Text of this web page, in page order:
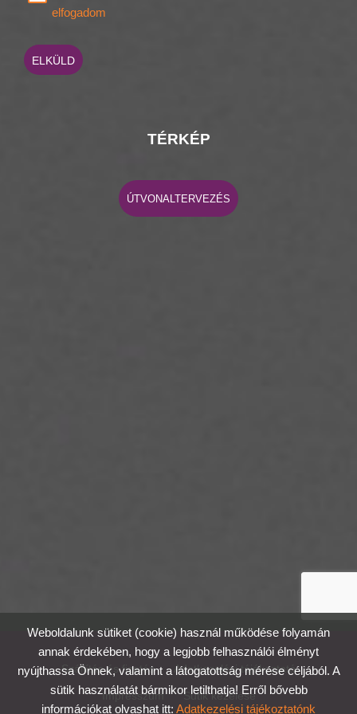
elfogadom
ELKÜLD
TÉRKÉP
ÚTVONALTERVEZÉS
Szállítás és fizetés Adatkezelési tájékoztató
Impresszum Sütik kezelése
Weboldalunk sütiket (cookie) használ működése folyamán
annak érdekében, hogy a legjobb felhasználói élményt
nyújthassa Önnek, valamint a látogatottság mérése céljából. A
sütik használatát bármikor letilthatja! Erről bővebb
információkat olvashat itt: Adatkezelési tájékoztatónk